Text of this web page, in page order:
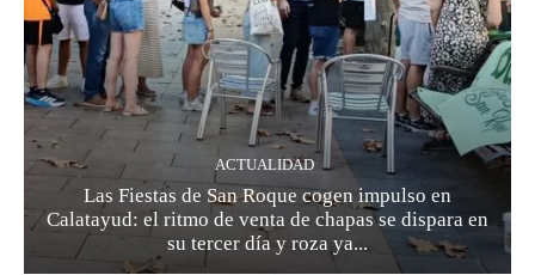
ACTUALIDAD
Las Fiestas de San Roque cogen impulso en
Calatayud: el ritmo de venta de chapas se dispara en
su tercer día y roza ya...